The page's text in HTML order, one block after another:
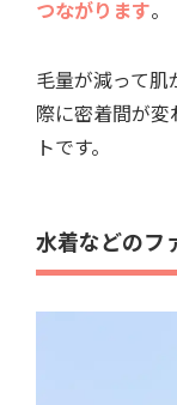
つながります。
毛量が減って
際に密着間が
トです。
水着などのフ